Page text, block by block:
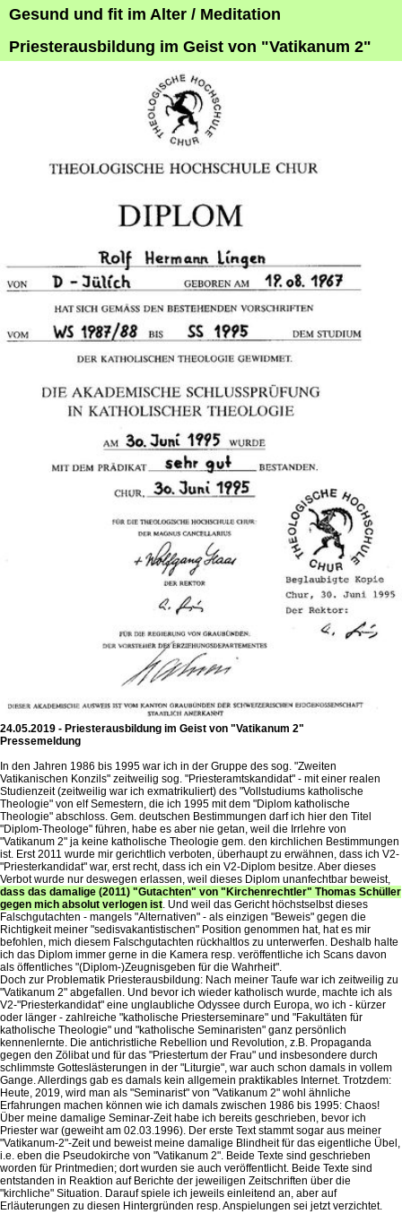
Gesund und fit im Alter / Meditation
Priesterausbildung im Geist von "Vatikanum 2"
24.05.2019 - Priesterausbildung im Geist von "Vatikanum 2"
Pressemeldung
In den Jahren 1986 bis 1995 war ich in der Gruppe des sog. "Zweiten
Vatikanischen Konzils" zeitweilig sog. "Priesteramtskandidat" - mit einer realen
Studienzeit (zeitweilig war ich exmatrikuliert) des "Vollstudiums katholische
Theologie" von elf Semestern, die ich 1995 mit dem "Diplom katholische
Theologie" abschloss. Gem. deutschen Bestimmungen darf ich hier den Titel
"Diplom-Theologe" führen, habe es aber nie getan, weil die Irrlehre von
"Vatikanum 2" ja keine katholische Theologie gem. den kirchlichen Bestimmungen
ist. Erst 2011 wurde mir gerichtlich verboten, überhaupt zu erwähnen, dass ich V2-
"Priesterkandidat" war, erst recht, dass ich ein V2-Diplom besitze. Aber dieses
Verbot wurde nur deswegen erlassen, weil dieses Diplom unanfechtbar beweist,
dass das damalige (2011) "Gutachten" von "Kirchenrechtler" Thomas Schüller
gegen mich absolut verlogen ist . Und weil das Gericht höchstselbst dieses
Falschgutachten - mangels "Alternativen" - als einzigen "Beweis" gegen die
Richtigkeit meiner "sedisvakantistischen" Position genommen hat, hat es mir
befohlen, mich diesem Falschgutachten rückhaltlos zu unterwerfen. Deshalb halte
ich das Diplom immer gerne in die Kamera resp. veröffentliche ich Scans davon
als öffentliches "(Diplom-)Zeugnisgeben für die Wahrheit".
Doch zur Problematik Priesterausbildung: Nach meiner Taufe war ich zeitweilig zu
"Vatikanum 2" abgefallen. Und bevor ich wieder katholisch wurde, machte ich als
V2-"Priesterkandidat" eine unglaubliche Odyssee durch Europa, wo ich - kürzer
oder länger - zahlreiche "katholische Priesterseminare" und "Fakultäten für
katholische Theologie" und "katholische Seminaristen" ganz persönlich
kennenlernte. Die antichristliche Rebellion und Revolution, z.B. Propaganda
gegen den Zölibat und für das "Priestertum der Frau" und insbesondere durch
schlimmste Gotteslästerungen in der "Liturgie", war auch schon damals in vollem
Gange. Allerdings gab es damals kein allgemein praktikables Internet. Trotzdem:
Heute, 2019, wird man als "Seminarist" von "Vatikanum 2" wohl ähnliche
Erfahrungen machen können wie ich damals zwischen 1986 bis 1995: Chaos!
Über meine damalige Seminar-Zeit habe ich bereits geschrieben, bevor ich
Priester war (geweiht am 02.03.1996). Der erste Text stammt sogar aus meiner
"Vatikanum-2"-Zeit und beweist meine damalige Blindheit für das eigentliche Übel,
i.e. eben die Pseudokirche von "Vatikanum 2". Beide Texte sind geschrieben
worden für Printmedien; dort wurden sie auch veröffentlicht. Beide Texte sind
entstanden in Reaktion auf Berichte der jeweiligen Zeitschriften über die
"kirchliche" Situation. Darauf spiele ich jeweils einleitend an, aber auf
Erläuterungen zu diesen Hintergründen resp. Anspielungen sei jetzt verzichtet.